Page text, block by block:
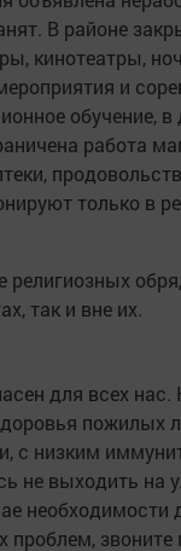
В районе
кинотеатры,
и
обучение, в
работа
только в
религиозных
так и вне их.
для всех
пожилых
с низким
не выходить на
необходимости
проблем,